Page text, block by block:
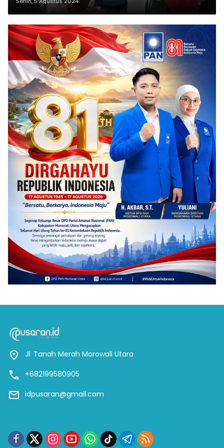
Jl. Tanah Merah Morowali Utara
+682199580905
idpusaran@gmail.com